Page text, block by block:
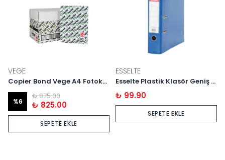
VEGE
Copier Bond Vege A4 Fotokopi Kağıdı 500 Yaprak *5 Paket
%6
₺ 875.00
₺ 825.00
SEPETE EKLE
ESSELTE
Esselte Plastik Klasör Geniş A4
₺ 99.90
SEPETE EKLE